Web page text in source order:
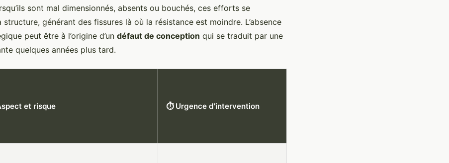
sont mal dimensionnés, absents ou bouchés, ces efforts se
générant des fissures là où la résistance est moindre. L’absence
peut être à l’origine d’un défaut de conception qui se traduit par une
quelques années plus tard.
et risque ⏱️ Urgence d'intervention